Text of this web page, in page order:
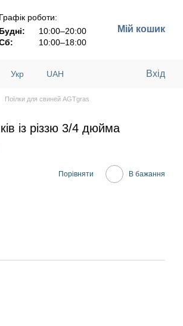
Графік роботи:
Будні:
10:00–20:00
10:00–18:00
Мій кошик
Укр UAH Вхід
Поїлки для свиней AGTgras
із різзю 3/4 дюйма
Порівняти В бажання